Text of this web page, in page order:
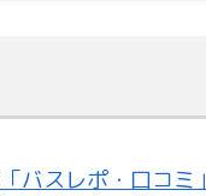
「バスレポ・口コミ」